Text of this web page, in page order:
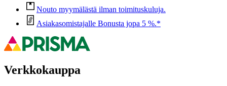
Nouto myymälästä ilman toimituskuluja.
Asiakasomistajalle Bonusta jopa 5 %.*
Verkkokauppa